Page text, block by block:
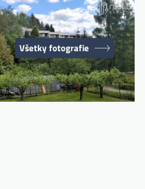
Všetky fotografie